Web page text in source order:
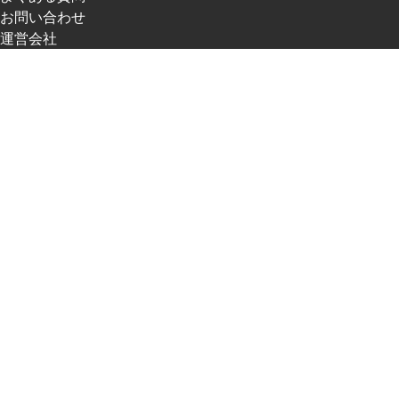
お問い合わせ
運営会社